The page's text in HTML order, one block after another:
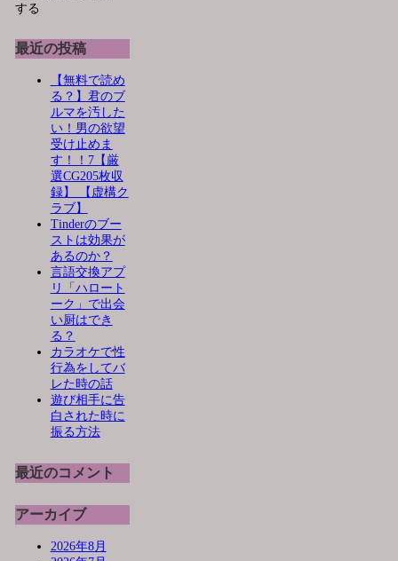
する
最近の投稿
【無料で読め
る？】君のブ
ルマを汚した
い！男の欲望
受け止めま
す！！7【厳
選CG205枚収
録】 【虚構ク
ラブ】
Tinderのブー
ストは効果が
あるのか？
言語交換アプ
リ「ハロート
ーク」で出会
い厨はでき
る？
カラオケで性
行為をしてバ
レた時の話
遊び相手に告
白された時に
振る方法
最近のコメント
アーカイブ
2026年8月